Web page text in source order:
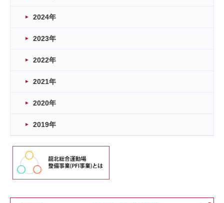
2024年
2023年
2022年
2021年
2020年
2019年